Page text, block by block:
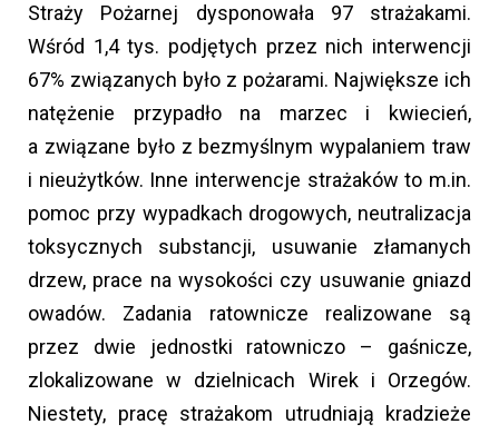
Straży Pożarnej dysponowała 97 strażakami.
Wśród 1,4 tys. podjętych przez nich interwencji
67% związanych było z pożarami. Największe ich
natężenie przypadło na marzec i kwiecień,
a związane było z bezmyślnym wypalaniem traw
i nieużytków. Inne interwencje strażaków to m.in.
pomoc przy wypadkach drogowych, neutralizacja
toksycznych substancji, usuwanie złamanych
drzew, prace na wysokości czy usuwanie gniazd
owadów. Zadania ratownicze realizowane są
przez dwie jednostki ratowniczo – gaśnicze,
zlokalizowane w dzielnicach Wirek i Orzegów.
Niestety, pracę strażakom utrudniają kradzieże